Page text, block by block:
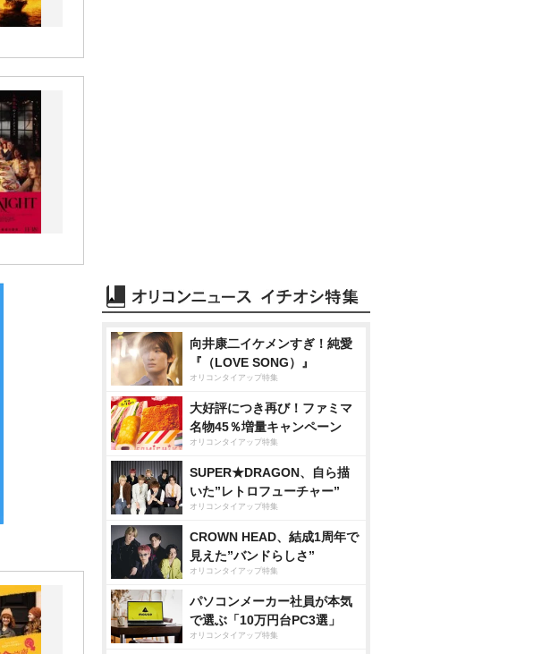
向井康二イケメンすぎ！純愛
『（LOVE SONG）』
オリコンタイアップ特集
大好評につき再び！ファミマ
名物45％増量キャンペーン
オリコンタイアップ特集
SUPER★DRAGON、自ら描
いた”レトロフューチャー”
オリコンタイアップ特集
CROWN HEAD、結成1周年で
見えた”バンドらしさ”
オリコンタイアップ特集
パソコンメーカー社員が本気
で選ぶ「10万円台PC3選」
オリコンタイアップ特集